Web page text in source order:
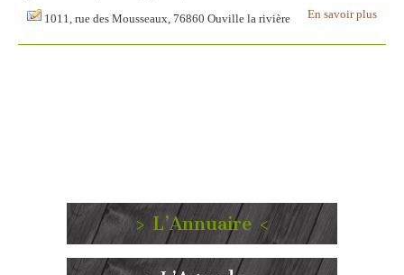
En savoir plus
1011, rue des Mousseaux, 76860 Ouville la rivière
> L’Annuaire <